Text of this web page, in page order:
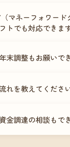
の税理士事務所との
移行もお手伝いしま
対応可能です。
マネーフォワード
トでも対応できま
す。これから会計ソ
・弥生会計等をご
末調整もお願いで
5名まで）は月額
える場合は別途お見
れを教えてください
）でご事業内容・ご
・ご契約 → ④MF
金調達の相談もで